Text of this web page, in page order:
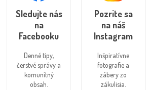
Sledujte nás
na
Facebooku
Denné tipy,
čerstvé správy a
komunitný
obsah.
Pozrite sa
na náš
Instagram
Inšpiratívne
fotografie a
zábery zo
zákulisia.